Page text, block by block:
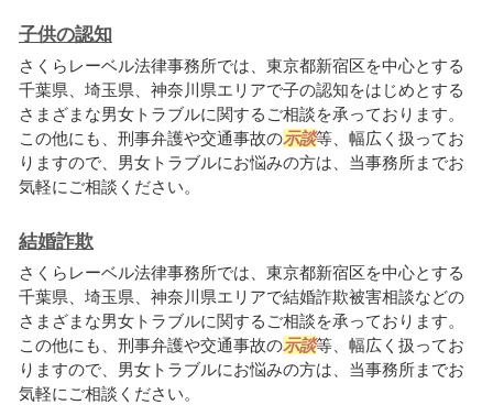
子供の認知
さくらレーベル法律事務所では、東京都新宿区を中心とする
千葉県、埼玉県、神奈川県エリアで子の認知をはじめとする
さまざまな男女トラブルに関するご相談を承っております。
この他にも、刑事弁護や交通事故の示談等、幅広く扱ってお
りますので、男女トラブルにお悩みの方は、当事務所までお
気軽にご相談ください。
結婚詐欺
さくらレーベル法律事務所では、東京都新宿区を中心とする
千葉県、埼玉県、神奈川県エリアで結婚詐欺被害相談などの
さまざまな男女トラブルに関するご相談を承っております。
この他にも、刑事弁護や交通事故の示談等、幅広く扱ってお
りますので、男女トラブルにお悩みの方は、当事務所までお
気軽にご相談ください。